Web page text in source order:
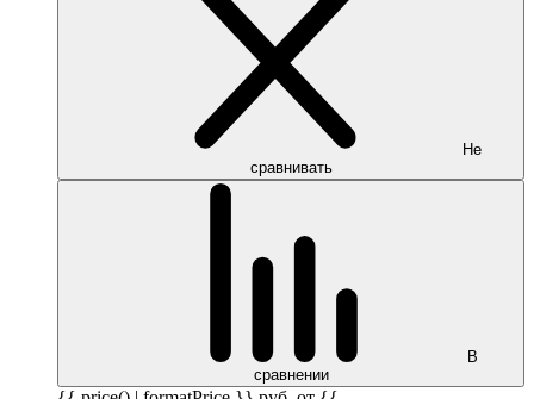
Не
сравнивать
В
сравнении